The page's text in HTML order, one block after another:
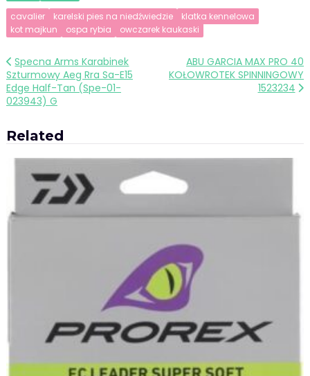
cavalier
karelski pies na niedźwiedzie
klatka kennelowa
kot majkun
ospa rybia owczarek kaukaski
Nawigacja
wpisu
Specna Arms Karabinek
Szturmowy Aeg Rra Sa-E15
Edge Half-Tan (Spe-01-
023943) G
ABU GARCIA MAX PRO 40
KOŁOWROTEK SPINNINGOWY
1523234
Related